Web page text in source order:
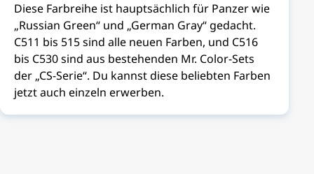
Diese Farbreihe ist hauptsächlich für Panzer wie
„Russian Green“ und „German Gray“ gedacht.
C511 bis 515 sind alle neuen Farben, und C516
bis C530 sind aus bestehenden Mr. Color-Sets
der „CS-Serie“. Du kannst diese beliebten Farben
jetzt auch einzeln erwerben.